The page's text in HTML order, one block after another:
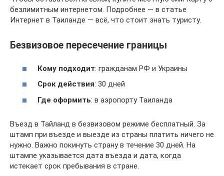
безлимитным интернетом. Подробнее — в статье
Интернет в Таиланде — всё, что стоит знать туристу.
Безвизовое пересечение границы
Кому подходит: гражданам РФ и Украины
Срок действия: 30 дней
Где оформить: в аэропорту Таиланда
Въезд в Тайланд в безвизовом режиме бесплатный. За
штамп при въезде и выезде из страны платить ничего не
нужно. Важно покинуть страну в течение 30 дней. На
штампе указывается дата въезда и дата, когда
истекает срок пребывания в стране.